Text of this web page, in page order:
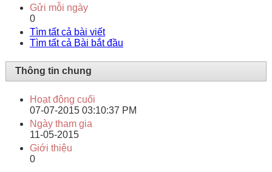
Gửi mỗi ngày
0
Tìm tất cả bài viết
Tìm tất cả Bài bắt đầu
Thông tin chung
Hoạt động cuối
07-07-2015 03:10:37 PM
Ngày tham gia
11-05-2015
Giới thiệu
0